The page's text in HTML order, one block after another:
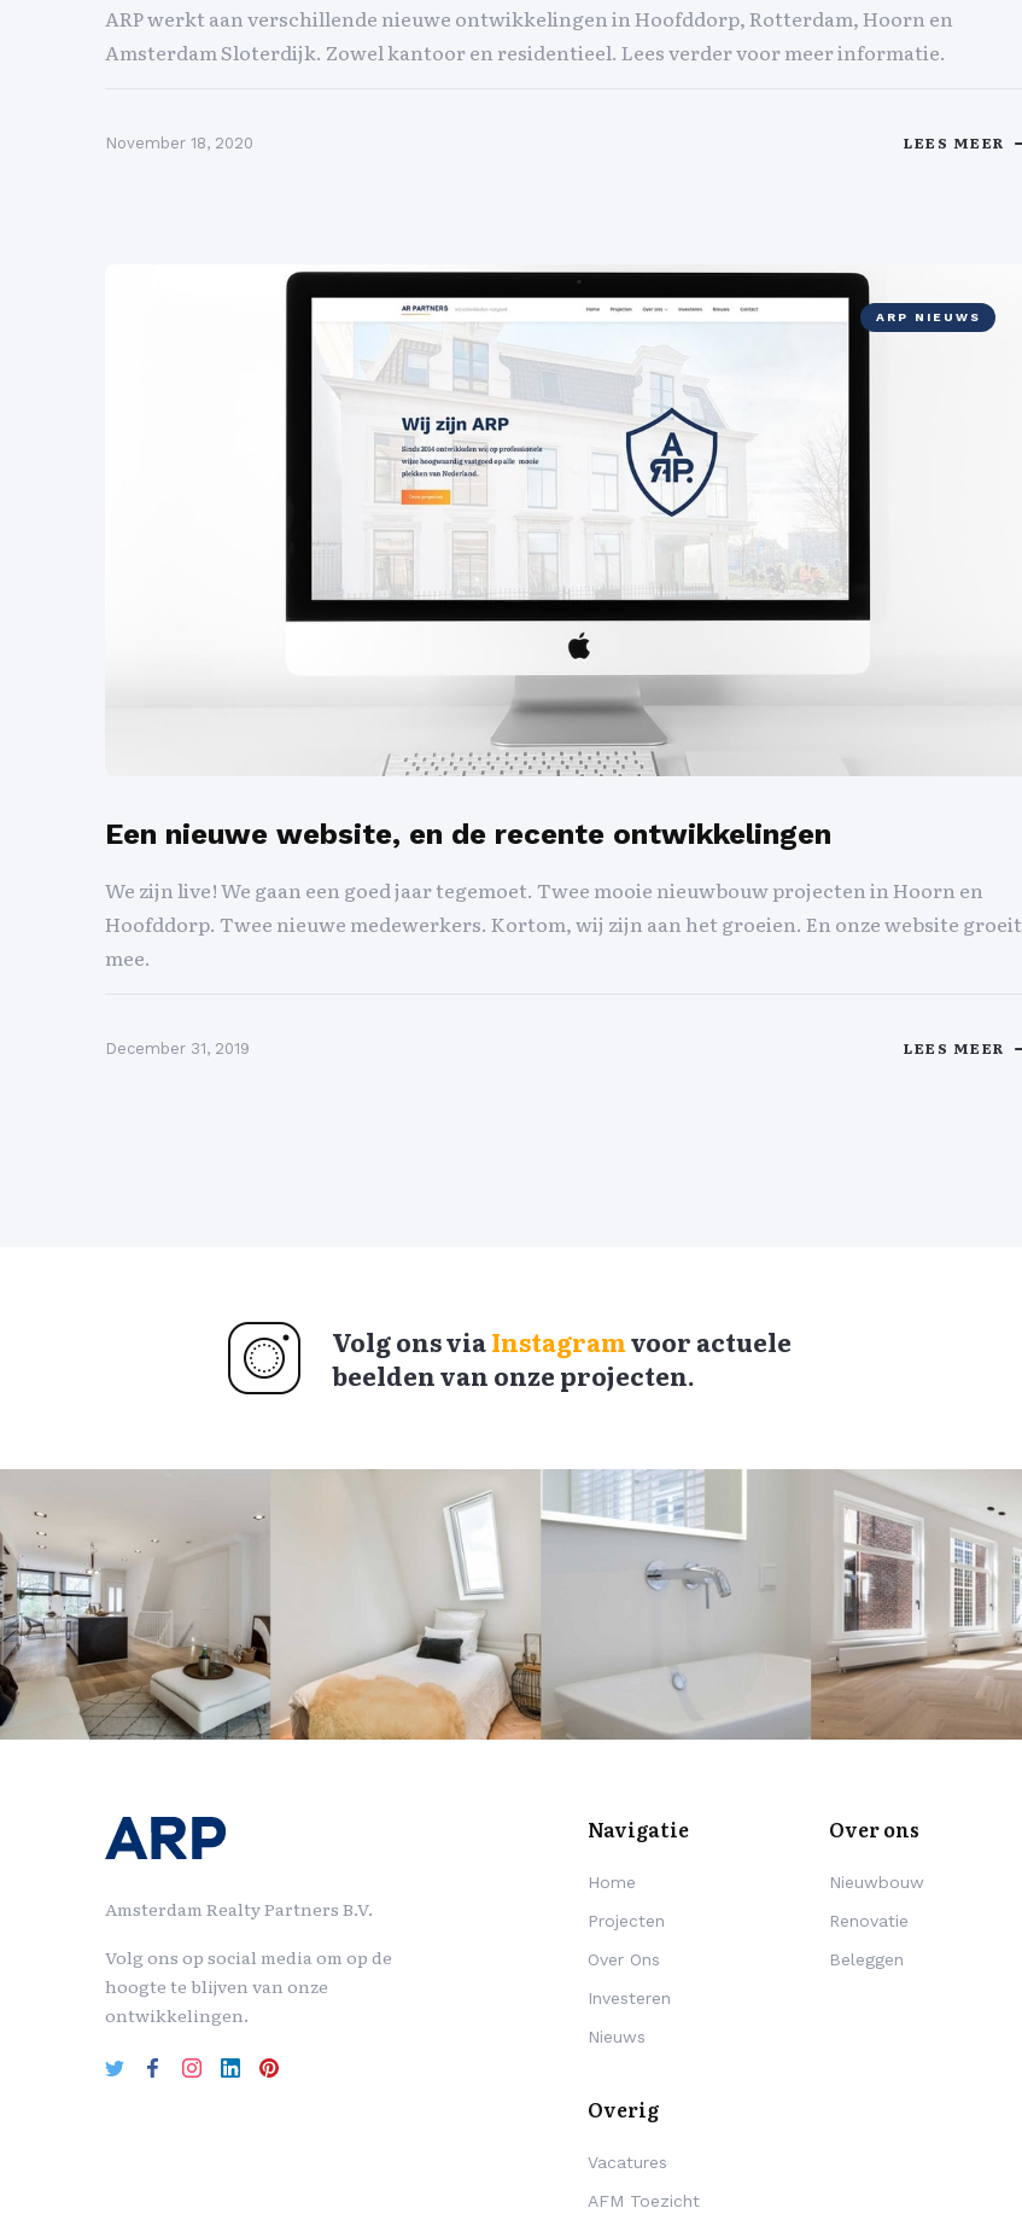
ARP werkt aan verschillende nieuwe ontwikkelingen in Hoofddorp, Rotterdam, Hoorn en
Amsterdam Sloterdijk. Zowel kantoor en residentieel. Lees verder voor meer informatie.
November 18, 2020 LEES MEER
ARP NIEUWS
Een nieuwe website, en de recente ontwikkelingen
We zijn live! We gaan een goed jaar tegemoet. Twee mooie nieuwbouw projecten in Hoorn en
Hoofddorp. Twee nieuwe medewerkers. Kortom, wij zijn aan het groeien. En onze website groeit
mee.
December 31, 2019 LEES MEER
Volg ons viaInstagramvoor actuele
beelden van onze projecten.
Amsterdam Realty Partners B.V.
Volg ons op social media om op de
hoogte te blijven van onze
ontwikkelingen.
Navigatie
Home
Projecten
Over Ons
Investeren
Nieuws
Overig
Vacatures
AFM Toezicht
Over ons
Nieuwbouw
Renovatie
Beleggen